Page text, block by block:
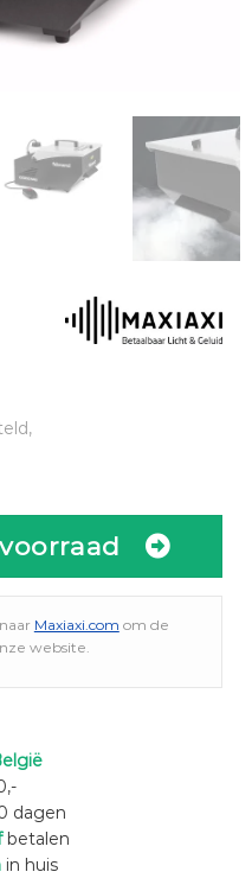
Maxiaxi.com om de
website.
dagen
betalen
in huis